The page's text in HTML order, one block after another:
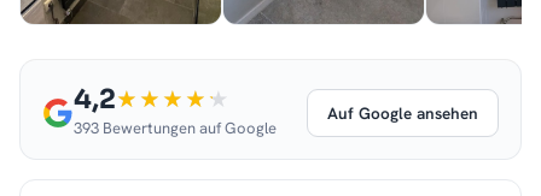
4,2
393 Bewertungen auf Google
Auf Google ansehen